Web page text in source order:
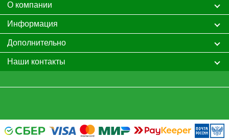
О компании
Информация
Дополнительно
Наши контакты